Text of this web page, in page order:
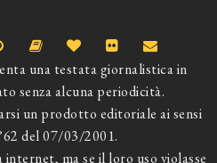
una testata giornalistica in
senza alcuna periodicità.
un prodotto editoriale ai sensi
del 07/03/2001.
ma se il loro uso violasse